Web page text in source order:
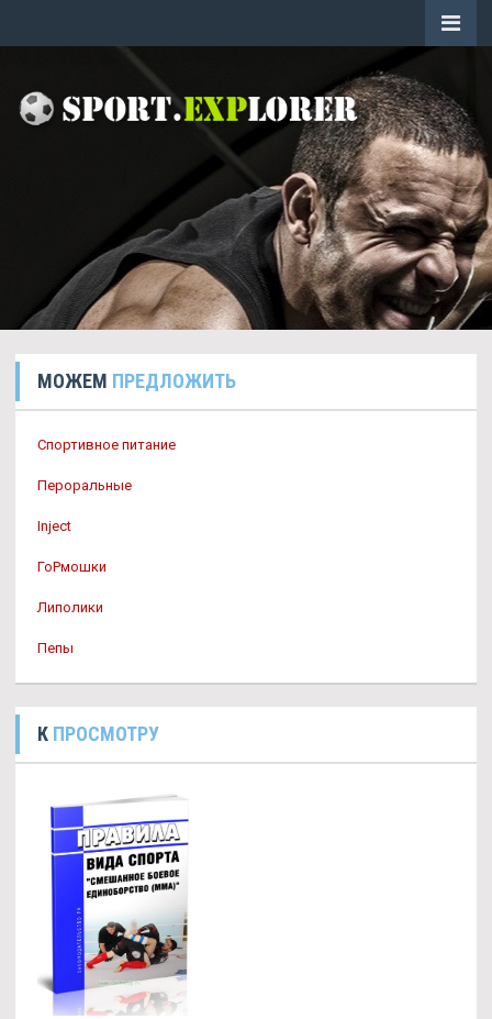
МОЖЕМ ПРЕДЛОЖИТЬ
Спортивное питание
Пероральные
Inject
ГоРмошки
Липолики
Пепы
К ПРОСМОТРУ